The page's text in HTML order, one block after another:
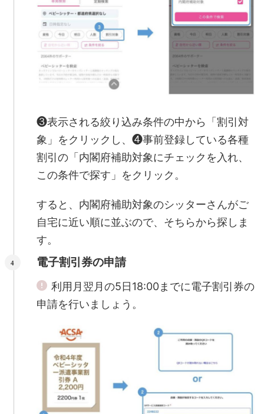
❸表示される絞り込み条件の中から「割引対
象」をクリックし、❹事前登録している各種
割引の「内閣府補助対象にチェックを入れ、
この条件で探す」をクリック。
すると、内閣府補助対象のシッターさんがご
自宅に近い順に並ぶので、そちらから探しま
す。
電子割引券の申請
利用月翌月の5日18:00までに電子割引券の
申請を行いましょう。